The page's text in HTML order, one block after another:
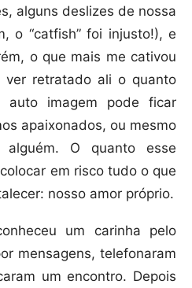
alguns deslizes de nossa
o “catfish” foi injusto!), e
o que mais me cativou
retratado ali o quanto
auto imagem pode ficar
apaixonados, ou mesmo
alguém. O quanto esse
em risco tudo o que
nosso amor próprio.
um carinha pelo
mensagens, telefonaram
um encontro. Depois